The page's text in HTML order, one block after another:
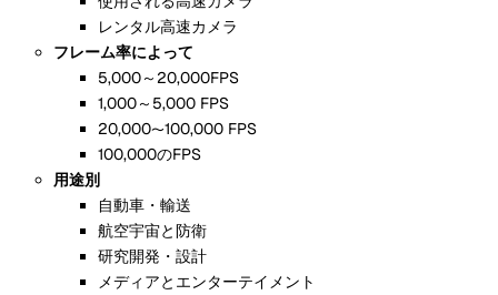
レンタル高速カメラ
フレーム率によって
5,000～20,000FPS
1,000～5,000 FPS
20,000〜100,000 FPS
100,000のFPS
用途別
自動車・輸送
航空宇宙と防衛
研究開発・設計
メディアとエンターテイメント